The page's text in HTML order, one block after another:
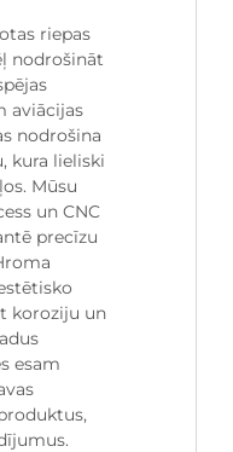
riepas
nodrošināt
aviācijas
nodrošina
kura lieliski
Mūsu
un CNC
precīzu
koroziju un
esam